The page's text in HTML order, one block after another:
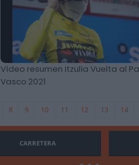
Vídeo resumen Itzulia Vuelta al
Vasco 2021
8 9 10 11 12 13 14
CARRETERA